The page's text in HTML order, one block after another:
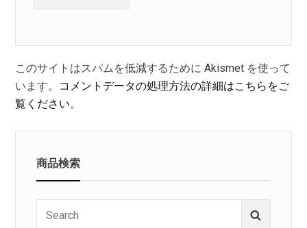
このサイトはスパムを低減するために Akismet を使って
います。 コメントデータの処理方法の詳細はこちらをご
覧ください。
商品検索